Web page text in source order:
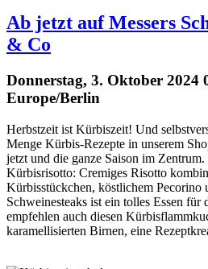
Ab jetzt auf Messers
& Co
Donnerstag, 3. Oktober 2024
Europe/Berlin
Herbstzeit ist Kürbiszeit! Und
Menge Kürbis-Rezepte in unserem
jetzt und die ganze Saison im
Kürbisrisotto: Cremiges Risotto
Kürbisstückchen, köstlichem Pecorino
Schweinesteaks ist ein tolles Essen für
empfehlen auch diesen
karamellisierten Birnen, eine